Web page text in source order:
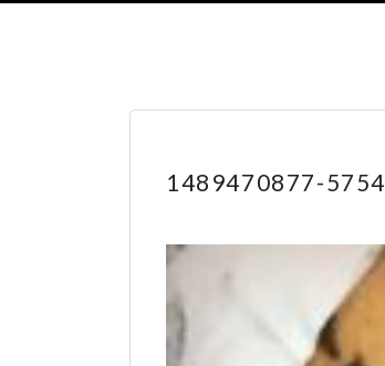
1489470877-